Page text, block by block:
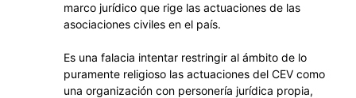
marco jurídico que rige las actuaciones de las
asociaciones civiles en el país.
Es una falacia intentar restringir al ámbito de lo
puramente religioso las actuaciones del CEV como
una organización con personería jurídica propia,